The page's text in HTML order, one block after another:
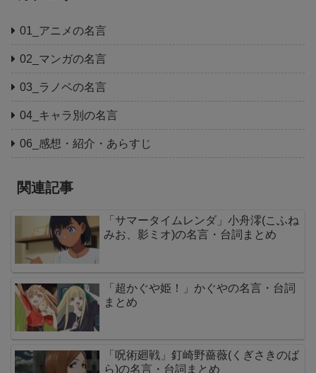
01_アニメの名言
02_マンガの名言
03_ラノベの名言
04_キャラ別の名言
06_感想・紹介・あらすじ
関連記事
「サマータイムレンダ」小舟澪(こふね
みお、影ミオ)の名言・台詞まとめ
「超かぐや姫！」かぐやの名言・台詞
まとめ
「呪術廻戦」釘崎野薔薇(くぎさきのば
ら)の名言・台詞まとめ